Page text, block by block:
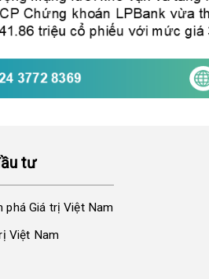
tư
phá Giá trị Việt Nam
Việt Nam